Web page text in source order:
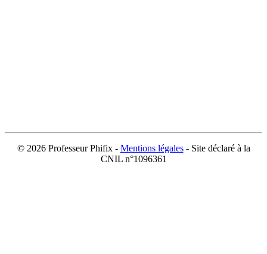
© 2026 Professeur Phifix - Mentions légales- Site déclaré à la
CNIL n°1096361